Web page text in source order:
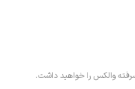
والکس را خواهید داشت.